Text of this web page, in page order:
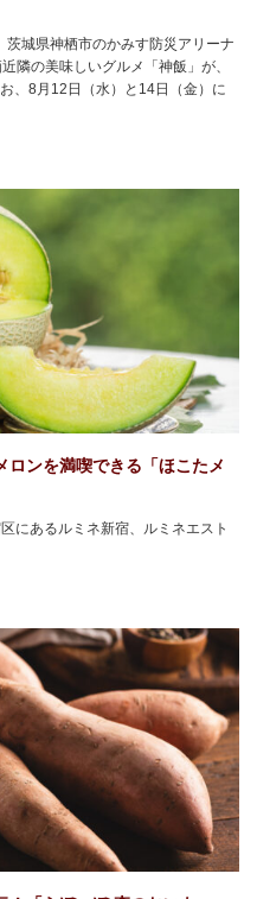
城県神栖市のかみす防災アリーナ
隣の美味しいグルメ「神飯」が、
、8月12日（水）と14日（金）に
ロンを満喫できる「ほこたメ
にあるルミネ新宿、ルミネエスト